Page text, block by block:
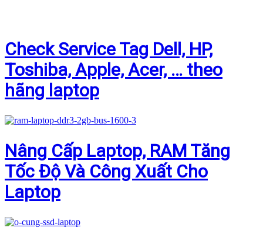
Check Service Tag Dell, HP,
Toshiba, Apple, Acer, … theo
hãng laptop
Nâng Cấp Laptop, RAM Tăng
Tốc Độ Và Công Xuất Cho
Laptop